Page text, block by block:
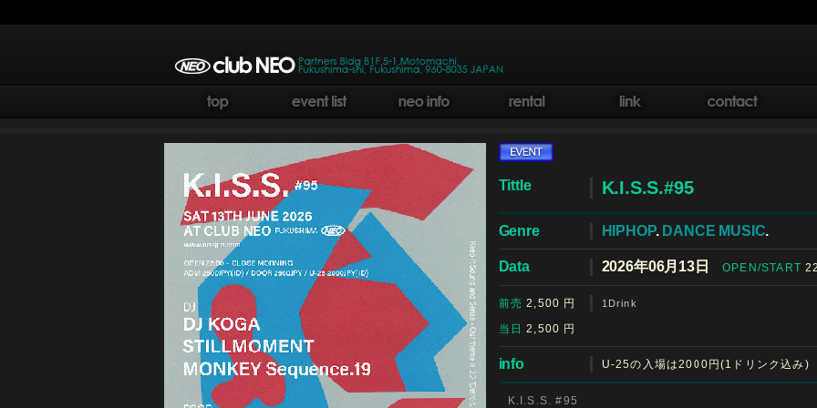
Tittle K.I.S.S.#95
Genre HIPHOP. DANCE MUSIC.
Data 2026年06月13日 OPEN/START
前売 2,500 円 1Drink
当日 2,500 円
info U-25の入場は2000円(1ドリンク込み)
K.I.S.S. #95